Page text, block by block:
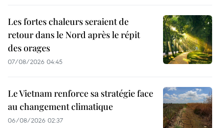
Les fortes chaleurs seraient de
retour dans le Nord après le répit
des orages
07/08/2026 04:45
Le Vietnam renforce sa stratégie face
au changement climatique
06/08/2026 02:37